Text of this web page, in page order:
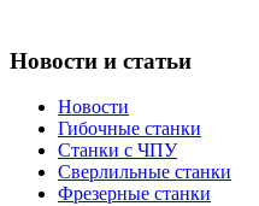
Новости и статьи
Новости
Гибочные станки
Станки с ЧПУ
Сверлильные станки
Фрезерные станки